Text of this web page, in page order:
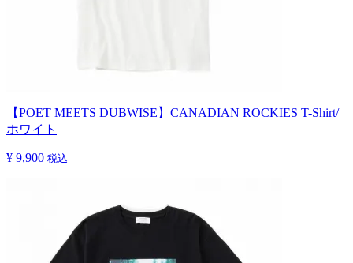
【POET MEETS DUBWISE】CANADIAN ROCKIES T-Shirt/
ホワイト
¥ 9,900 税込